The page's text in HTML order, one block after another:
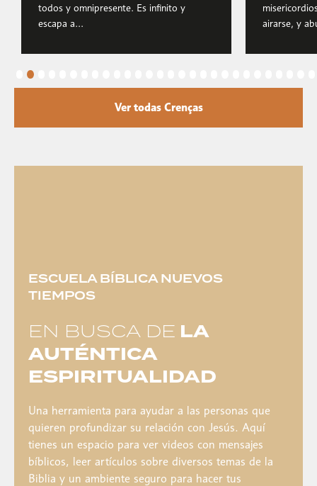
todos y omnipresente. Es infinito y
escapa a...
airarse, y
Ver todas Crenças
ESCUELA BÍBLICA NUEVOS
TIEMPOS
EN BUSCA DE LA
AUTÉNTICA
ESPIRITUALIDAD
Una herramienta para ayudar a las personas que
quieren profundizar su relación con Jesús. Aquí
tienes un espacio para ver videos con mensajes
bíblicos, leer artículos sobre diversos temas de la
Biblia y un ambiente seguro para hacer tus